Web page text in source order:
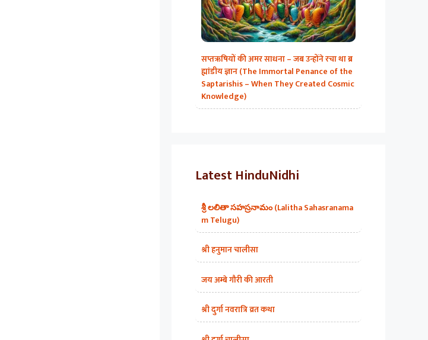
सप्तऋषियों की अमर साधना – जब उन्होंने रचा था ब्र
ह्मांडीय ज्ञान (The Immortal Penance of the
Saptarishis – When They Created Cosmic
Knowledge)
Latest HinduNidhi
శ్రీ లలితా సహస్రనామం (Lalitha Sahasranama
m Telugu)
श्री हनुमान चालीसा
जय अम्बे गौरी की आरती
श्री दुर्गा नवरात्रि व्रत कथा